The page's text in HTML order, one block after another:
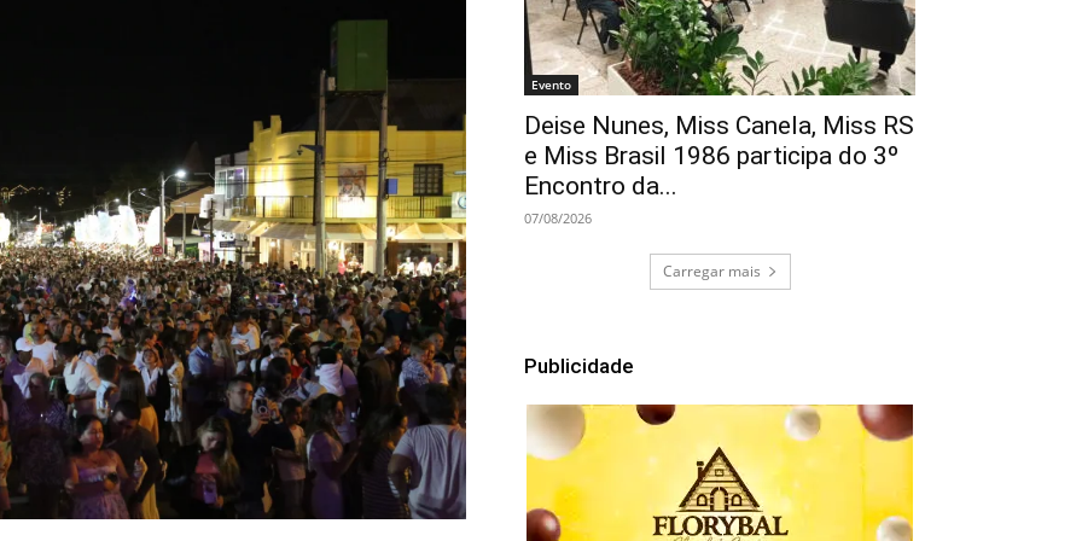
Evento
Deise Nunes, Miss Canela, Miss RS
e Miss Brasil 1986 participa do 3º
Encontro da...
07/08/2026
Carregar mais
Publicidade